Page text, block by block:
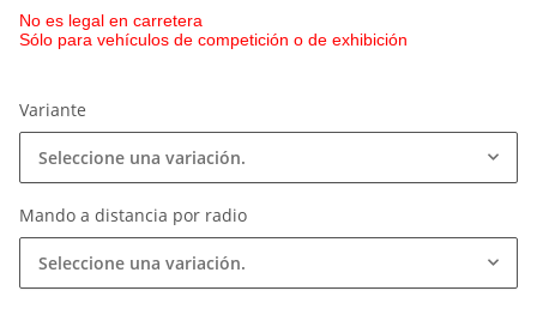
No es legal en carretera
Sólo para vehículos de competición o de exhibición
Variante
Seleccione una variación.
Mando a distancia por radio
Seleccione una variación.